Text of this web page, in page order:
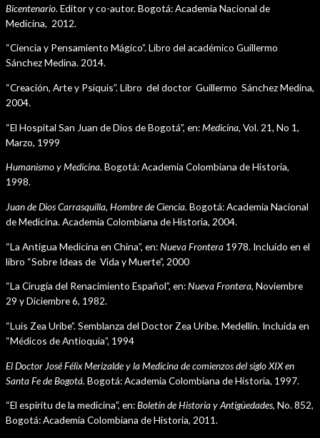
Bicentenario. Editor y co-autor. Bogotá: Academia Nacional de
Medicina, 2012.
“Ciencia y Pensamiento Mágico”. Libro del académico Guillermo
Sánchez Medina. 2014.
“Creación, Arte y Psiquis”. Libro del doctor Guillermo Sánchez Medina,
2004.
“El Hospital San Juan de Dios de Bogotá”, en:Medicina, Vol. 21, No 1,
Marzo, 1999
Humanismo y Medicina. Bogotá: Academia Colombiana de Historia,
1998.
Juan de Dios Carrasquilla, Hombre de Ciencia. Bogotá: Academia Nacional
de Medicina. Academia Colombiana de Historia, 2004.
“La Antigua Medicina en China”, en:Nueva Frontera 1978. Incluido en el
libro “Sobre Ideas de Vida y Muerte”, 2000
“La Cirugía del Renacimiento Español”, en:Nueva Frontera, Noviembre
29 y Diciembre 6, 1982.
“Luis Zea Uribe”. Semblanza del Doctor Zea Uribe. Medellín. Incluida en
“Médicos de Antioquia”, 1994
El Doctor José Félix Merizalde y la Medicina de comienzos del siglo XIX en
Santa Fe de Bogotá. Bogotá: Academia Colombiana de Historia, 1997.
“El espíritu de la medicina”, en:Boletín de Historia y Antigüedades, No. 852,
Bogotá: Academia Colombiana de Historia, 2011.